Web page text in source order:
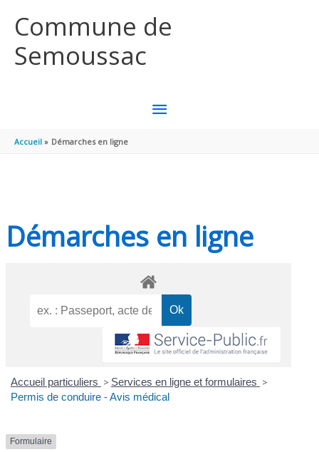
Commune de
Semoussac
MENU
Accueil Démarches en ligne
Démarches en ligne
Accueil particuliers > Services en ligne et formulaires >
Permis de conduire - Avis médical
Formulaire